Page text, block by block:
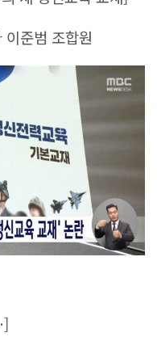
준범 조합원